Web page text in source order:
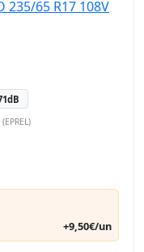
+9,50€/un